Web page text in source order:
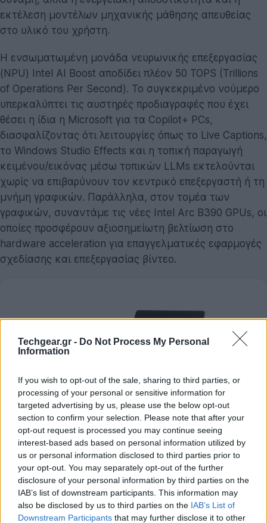
Techgear.gr - Do Not Process My Personal
Information
If you wish to opt-out of the sale, sharing to third parties, or
processing of your personal or sensitive information for
targeted advertising by us, please use the below opt-out
section to confirm your selection. Please note that after your
opt-out request is processed you may continue seeing
interest-based ads based on personal information utilized by
us or personal information disclosed to third parties prior to
your opt-out. You may separately opt-out of the further
disclosure of your personal information by third parties on the
IAB’s list of downstream participants. This information may
also be disclosed by us to third parties on the IAB’s List of
Downstream Participants that may further disclose it to other
εκτέλεση μοντέλων μηχανικής μάθησης απευθείας
στο υλικό του χρήστη.
Η ενσωματωμένη μονάδα νευρωνικής επεξεργασίας
(NPU) Intel AI Boost αποδίδει πλέον 50 TOPS (Trillions
of Operations Per Second). Το συγκεκριμένο νούμερο
υπερκαλύπτει τις αυστηρές προδιαγραφές που έχει
θέσει η ίδια η Microsoft για τα Copilot+ PCs,
διασφαλίζοντας ότι λειτουργίες όπως το Live Captions,
το Windows Studio Effects και η τοπική παραγωγή
κειμένου/εικόνας μέσω τοπικών LLMs εκτελούνται
χωρίς να επιβαρύνουν τον κεντρικό επεξεργαστή ή τη
μνήμη γραφικών. Παράλληλα, στον τομέα των
γραφικών, συναντάμε τις νέες Intel Arc B390 GPUs, οι
οποίες προσφέρουν αξιοσημείωτη βελτίωση στο
hardware acceleration για επαγγελματικές εφαρμογές
σχεδίασης και επεξεργασίας βίντεο.
Surface Laptop 8: Σχεδιασμός, οθόνες και
ασφάλεια
Surface Laptop 8 κυκλοφορεί σε δύο διαστάσεις:
13,8 ιντσών και 15 ιντσών. Η αισθητική παραμένει
πιστή στις μινιμαλιστικές γραμμές αλουμινίου των
προκατόχων του, διατηρώντας το κομψό και